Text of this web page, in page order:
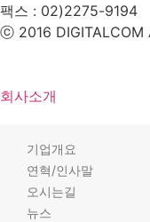
팩스 : 02)2275-9194​
ⓒ 2016
회사소개
기업개요
연혁/인사말
오시는길
뉴스